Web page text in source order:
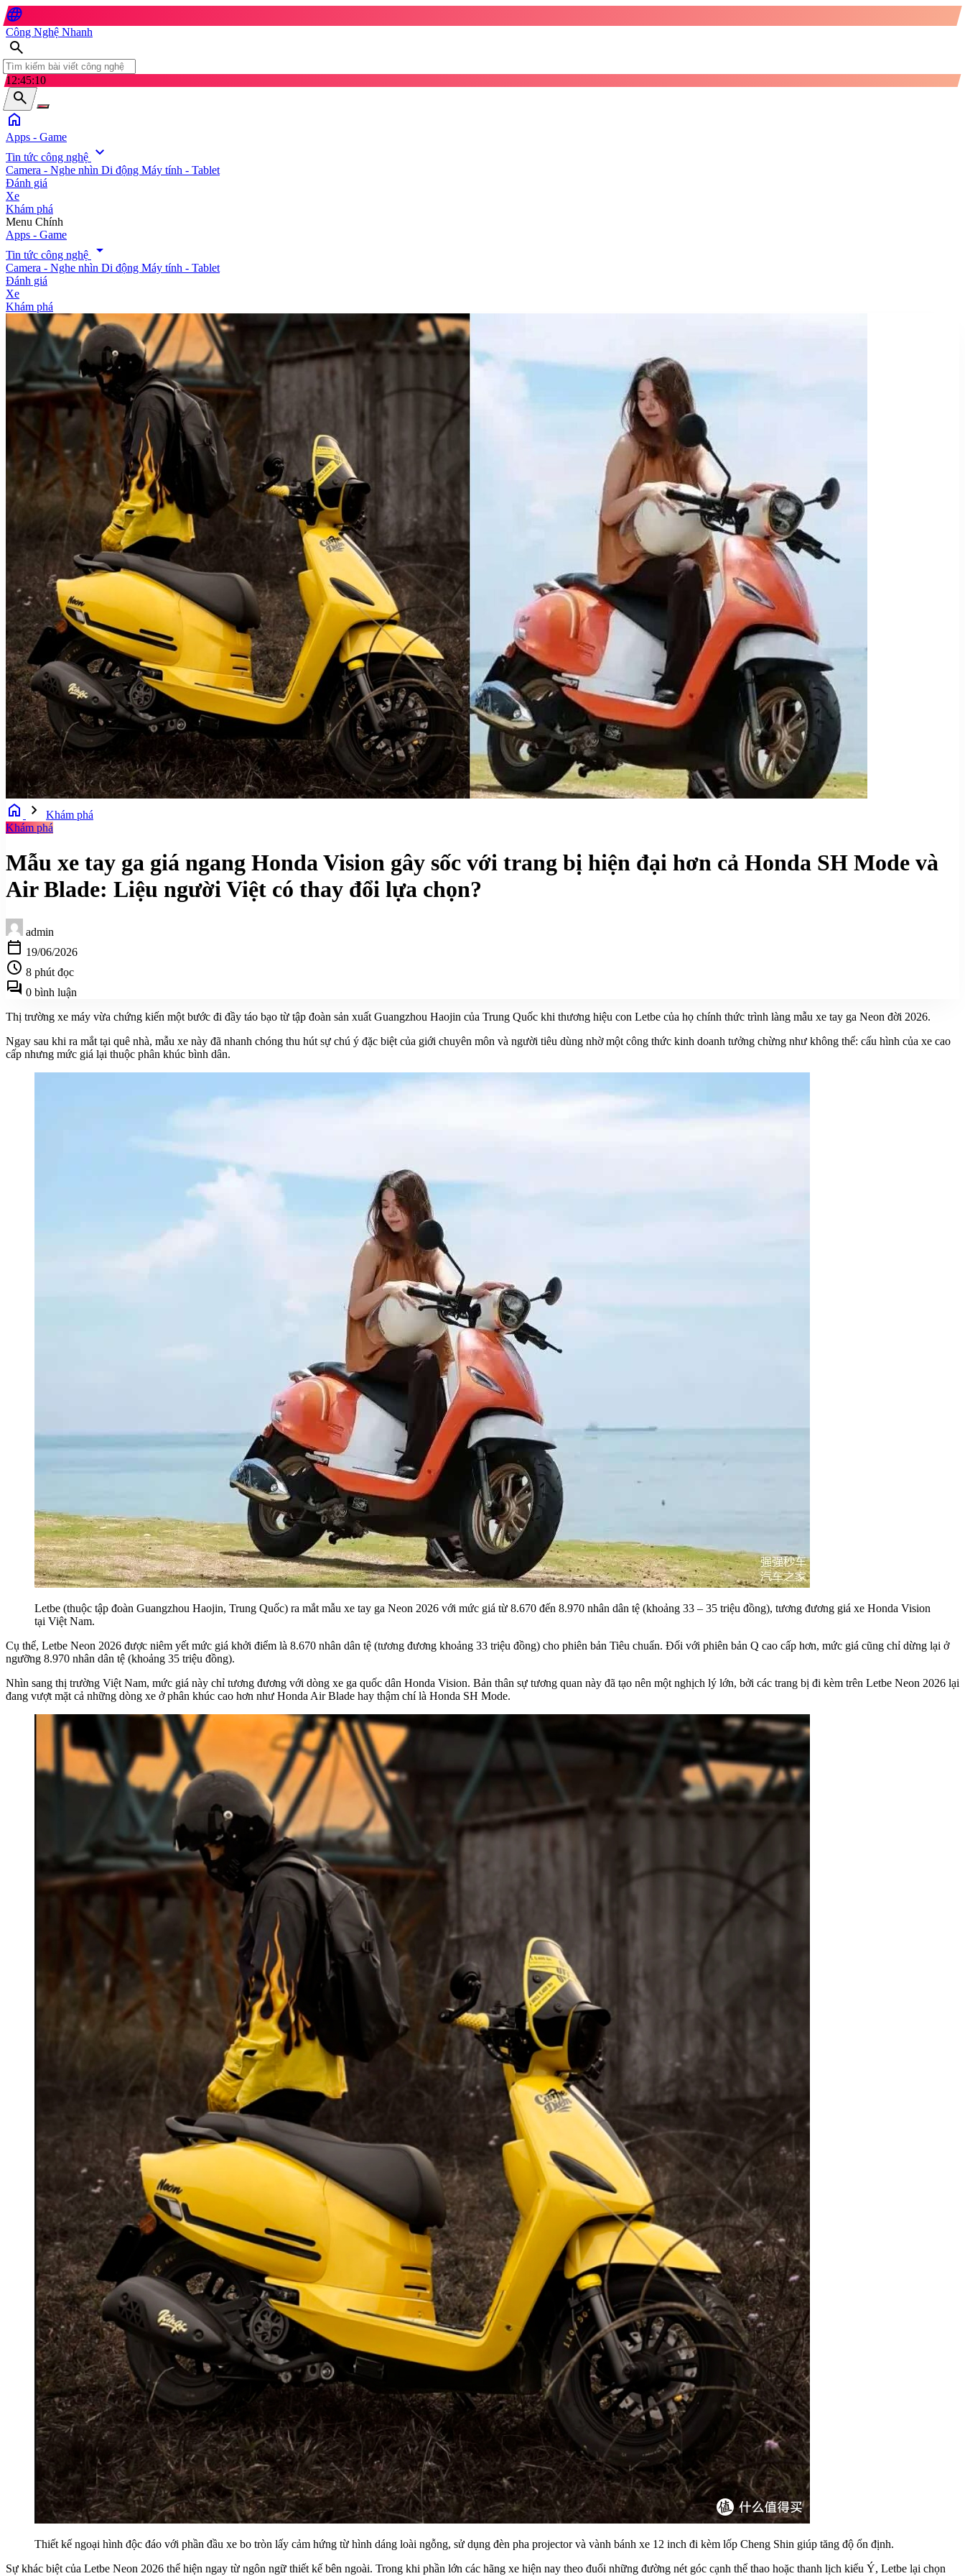
language
Công Nghệ Nhanh
search
12:45:12
search
home
Apps - Game
Tin tức công nghệ expand_more
Camera - Nghe nhìn Di động Máy tính - Tablet
Đánh giá
Xe
Khám phá
search
Menu Chính
Apps - Game
Tin tức công nghệ
arrow_drop_down
Camera - Nghe nhìn Di động Máy tính - Tablet
Đánh giá
Xe
Khám phá
home chevron_right
Khám phá
Khám phá
Mẫu xe tay ga giá ngang Honda Vision gây sốc với trang bị hiện đại hơn cả Honda SH Mode và
Air Blade: Liệu người Việt có thay đổi lựa chọn?
admin
calendar_today 19/06/2026
schedule 8 phút đọc
forum 0 bình luận
Thị trường xe máy vừa chứng kiến một bước đi đầy táo bạo từ tập đoàn sản xuất Guangzhou Haojin của Trung Quốc khi thương hiệu con Letbe của họ chính thức trình làng mẫu xe tay ga Neon đời 2026.
Ngay sau khi ra mắt tại quê nhà, mẫu xe này đã nhanh chóng thu hút sự chú ý đặc biệt của giới chuyên môn và người tiêu dùng nhờ một công thức kinh doanh tưởng chừng như không thể: cấu hình của xe cao
cấp nhưng mức giá lại thuộc phân khúc bình dân.
Letbe (thuộc tập đoàn Guangzhou Haojin, Trung Quốc) ra mắt mẫu xe tay ga Neon 2026 với mức giá từ 8.670 đến 8.970 nhân dân tệ (khoảng 33 – 35 triệu đồng), tương đương giá xe Honda Vision
tại Việt Nam.
Cụ thể, Letbe Neon 2026 được niêm yết mức giá khởi điểm là 8.670 nhân dân tệ (tương đương khoảng 33 triệu đồng) cho phiên bản Tiêu chuẩn. Đối với phiên bản Q cao cấp hơn, mức giá cũng chỉ dừng lại ở
ngưỡng 8.970 nhân dân tệ (khoảng 35 triệu đồng).
Nhìn sang thị trường Việt Nam, mức giá này chỉ tương đương với dòng xe ga quốc dân Honda Vision. Bản thân sự tương quan này đã tạo nên một nghịch lý lớn, bởi các trang bị đi kèm trên Letbe Neon 2026 lại
đang vượt mặt cả những dòng xe ở phân khúc cao hơn như Honda Air Blade hay thậm chí là Honda SH Mode.
Thiết kế ngoại hình độc đáo với phần đầu xe bo tròn lấy cảm hứng từ hình dáng loài ngỗng, sử dụng đèn pha projector và vành bánh xe 12 inch đi kèm lốp Cheng Shin giúp tăng độ ổn định.
Sự khác biệt của Letbe Neon 2026 thể hiện ngay từ ngôn ngữ thiết kế bên ngoài. Trong khi phần lớn các hãng xe hiện nay theo đuổi những đường nét góc cạnh thể thao hoặc thanh lịch kiểu Ý, Letbe lại chọn